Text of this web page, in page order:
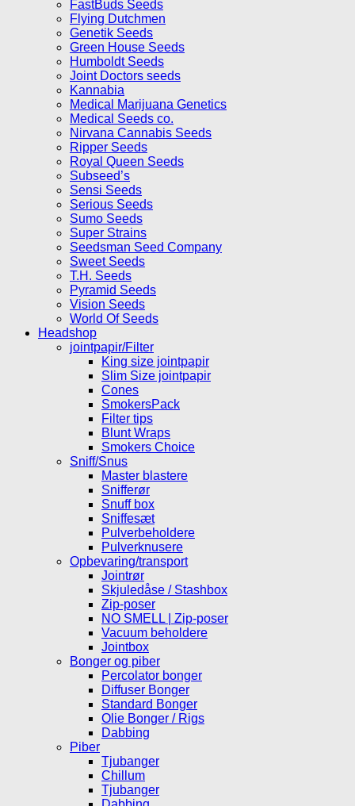
FastBuds Seeds
Flying Dutchmen
Genetik Seeds
Green House Seeds
Humboldt Seeds
Joint Doctors seeds
Kannabia
Medical Marijuana Genetics
Medical Seeds co.
Nirvana Cannabis Seeds
Ripper Seeds
Royal Queen Seeds
Subseed’s
Sensi Seeds
Serious Seeds
Sumo Seeds
Super Strains
Seedsman Seed Company
Sweet Seeds
T.H. Seeds
Pyramid Seeds
Vision Seeds
World Of Seeds
Headshop
jointpapir/Filter
King size jointpapir
Slim Size jointpapir
Cones
SmokersPack
Filter tips
Blunt Wraps
Smokers Choice
Sniff/Snus
Master blastere
Snifferør
Snuff box
Sniffesæt
Pulverbeholdere
Pulverknusere
Opbevaring/transport
Jointrør
Skjuledåse / Stashbox
Zip-poser
NO SMELL | Zip-poser
Vacuum beholdere
Jointbox
Bonger og piber
Percolator bonger
Diffuser Bonger
Standard Bonger
Olie Bonger / Rigs
Dabbing
Piber
Tjubanger
Chillum
Tjubanger